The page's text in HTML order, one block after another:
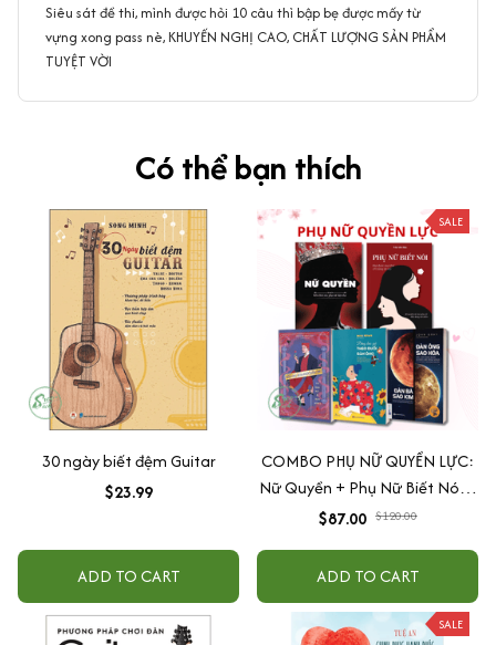
Siêu sát đề thi, mình được hỏi 10 câu thì bập bẹ được mấy từ
vựng xong pass nè, KHUYẾN NGHỊ CAO, CHẤT LƯỢNG SẢN PHẨM
TUYỆT VỜI
Có thể bạn thích
30 ngày biết đệm Guitar
$23.99
ADD TO CART
SALE
COMBO PHỤ NỮ QUYỀN LỰC:
Nữ Quyền + Phụ Nữ Biết Nói +
Đàn Ông Sao Hỏa, Đàn Bà Sao
Đuổi Đàn Ông + Đàn Ông Bóc
$87.00 $120.00
ADD TO CART
SALE